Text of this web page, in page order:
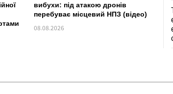
вибухи: під атакою дронів
перебуває місцевий НПЗ (відео)
08.08.2026